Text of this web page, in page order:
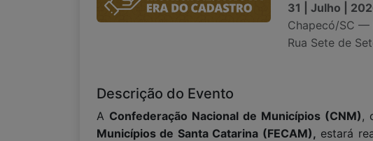
31 | Julho |
Chapecó/SC —
Rua Sete de
Descrição do Evento
A Confederação Nacional de Municípios (CNM),
Municípios de Santa Catarina (FECAM), estará